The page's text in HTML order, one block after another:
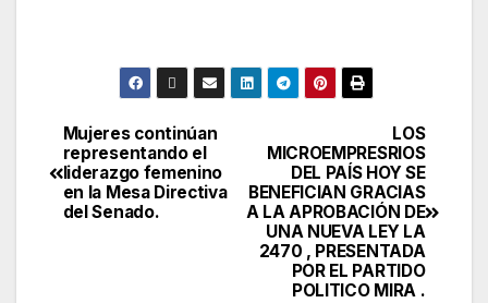
LOS
MICROEMPRESRIOS
DEL PAÍS HOY SE
BENEFICIAN GRACIAS
A LA APROBACIÓN DE
UNA NUEVA LEY LA
2470 , PRESENTADA
POR EL PARTIDO
POLITICO MIRA .
Mujeres continúan
representando el
liderazgo femenino
en la Mesa Directiva
del Senado.